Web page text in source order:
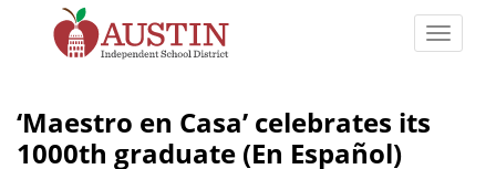
Austin
Independent
Toggle
‘Maestro en Casa’ celebrates its
1000th graduate (En Español)